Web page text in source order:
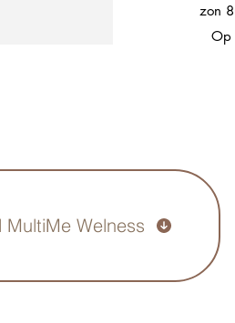
zon
Op
MultiMe Welness